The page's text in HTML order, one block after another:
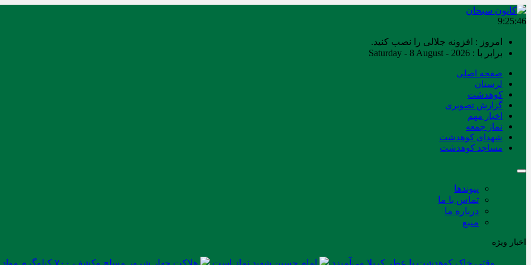
9:25:46
امروز : افزونه جلالی را نصب کنید.
برابر با : Saturday - 8 August - 2026
صفحه اصلی
لرستان
کوهدشت
گزارش تصویری
اخبار مهم
نماز جمعه
شهدای کوهدشت
مساجد کوهدشت
پیوندها
تماس با ما
درباره ما
منبع
اخبار ویژه
وقتی خاک کوهدشت با عطر کربلا می‌آمیزد امام حسین شهید نماز است هلاکت چهار شرور مسلح وکشف ۷۰۰ کیلوگرم مواد مخدر